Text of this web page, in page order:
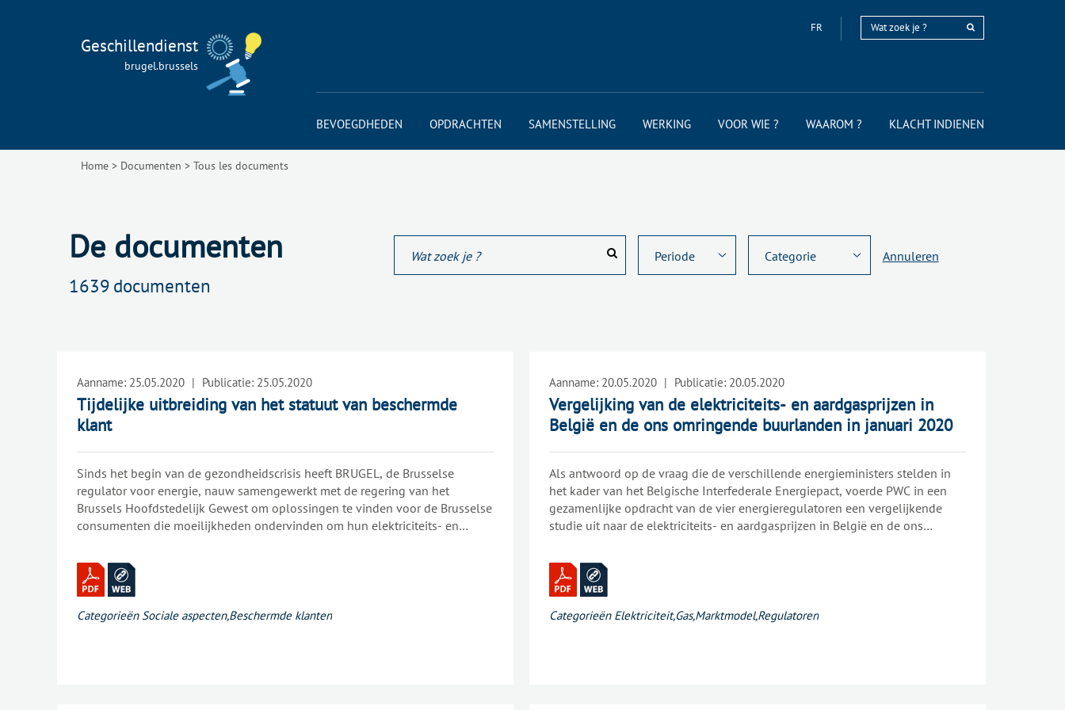
Geschillendienst
brugel.brussels
FR
BEVOEGDHEDEN OPDRACHTEN SAMENSTELLING WERKING VOOR WIE ? WAAROM ? KLACHT INDIENEN
Home > Documenten > Tous les documents
De documenten Annuleren
1639 documenten
Aanname: 25.05.2020 | Publicatie: 25.05.2020
Tijdelijke uitbreiding van het statuut van beschermde
klant
Sinds het begin van de gezondheidscrisis heeft BRUGEL, de Brusselse
regulator voor energie, nauw samengewerkt met de regering van het
Brussels Hoofdstedelijk Gewest om oplossingen te vinden voor de Brusselse
consumenten die moeilijkheden ondervinden om hun elektriciteits- en
van beschermde klant tijdelijk uit te breiden naar nieuwe categorieën van
huishoudens.
Categorieën Sociale aspecten,Beschermde klanten
Aanname: 20.05.2020 | Publicatie: 20.05.2020
Vergelijking van de elektriciteits- en aardgasprijzen in
België en de ons omringende buurlanden in januari 2020
Als antwoord op de vraag die de verschillende energieministers stelden in
het kader van het Belgische Interfederale Energiepact, voerde PWC in een
gezamenlijke opdracht van de vier energieregulatoren een vergelijkende
studie uit naar de elektriciteits- en aardgasprijzen in België en de ons
Koninkrijk). Dit rapport gaat over de prijzen van januari 2020. Daaruit blijkt
dat we in België relatief weinig betalen voor aardgas, maar ook dat de
Belgische gezinnen, kmo’s en elektro-intensieve industrie een hoge
elektriciteitsfactuur betalen.
Categorieën Elektriciteit,Gas,Marktmodel,Regulatoren